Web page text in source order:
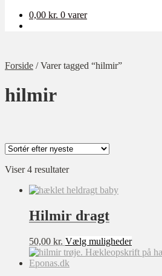
0,00 kr. 0 varer
Forside /Varer tagged “hilmir”
hilmir
Kategori
Ukategoriseret
Baby
Bolig
Børn
Dame
Viser 4 resultaterSorteret
seneste
Hilmir dragt
50,00 kr. Vælg mulighederDette
vare